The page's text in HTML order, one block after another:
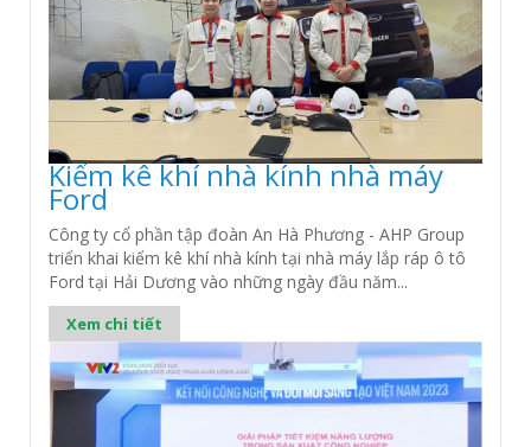
Kiểm kê khí nhà kính nhà máy
Ford
Công ty cổ phần tập đoàn An Hà Phương - AHP Group
triển khai kiểm kê khí nhà kính tại nhà máy lắp ráp ô tô
Ford tại Hải Dương vào những ngày đầu năm...
Xem chi tiết